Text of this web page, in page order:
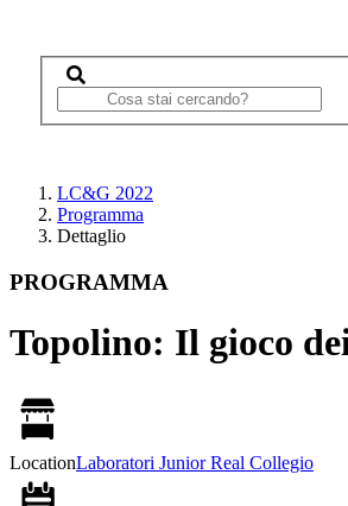
LC&G 2022
Programma
Dettaglio
PROGRAMMA
Topolino: Il gioco
LocationLaboratori Junior Real Collegio